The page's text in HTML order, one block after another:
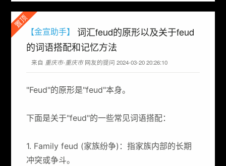
置顶
【金宣助手】
词汇feud的原形以及关于feud
的词语搭配和记忆方法
来自 重庆市-重庆市网友的提问 2024-03-20 20:26:10
"Feud"的原形是"feud"本身。
下面是关于"feud"的一些常见词语搭配：
1. Family feud (家族纷争)：指家族内部的长期
冲突或争斗。